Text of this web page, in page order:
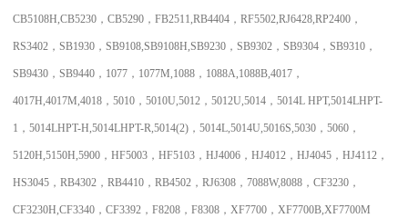
CB5108H,CB5230 ，CB5290 ，FB2511,RB4404 ，RF5502,RJ6428,RP2400 ，
RS3402 ，SB1930 ，SB9108,SB9108H,SB9230 ，SB9302 ，SB9304 ，SB9310 ，
SB9430 ，SB9440 ， 1077 ， 1077M,1088 ， 1088A,1088B,4017 ，
4017H,4017M,4018 ，5010 ，5010U,5012 ，5012U,5014 ，5014L HPT,5014LHPT-
1 ，5014LHPT-H,5014LHPT-R,5014(2) ，5014L,5014U,5016S,5030 ，5060 ，
5120H,5150H,5900 ，HF5003 ，HF5103 ，HJ4006 ，HJ4012 ，HJ4045 ，HJ4112 ，
HS3045 ，RB4302 ，RB4410 ，RB4502 ，RJ6308 ，7088W,8088 ，CF3230 ，
CF3230H,CF3340 ，CF3392 ，F8208 ，F8308 ，XF7700 ，XF7700B,XF7700M